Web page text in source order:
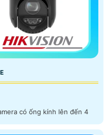
có ống kính lên đến 4